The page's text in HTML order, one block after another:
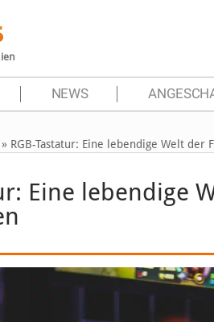
NEWS
» RGB-Tastatur: Eine lebendige Welt
Eine lebendige